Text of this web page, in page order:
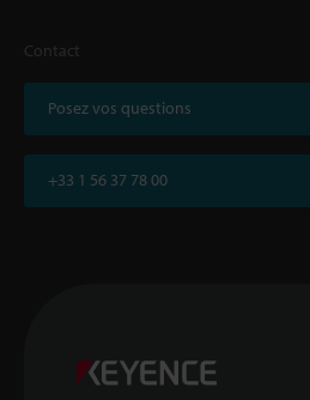
Contact
Posez vos questions
+33 1 56 37 78 00